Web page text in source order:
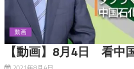
動画
【動画】8月4日 看中